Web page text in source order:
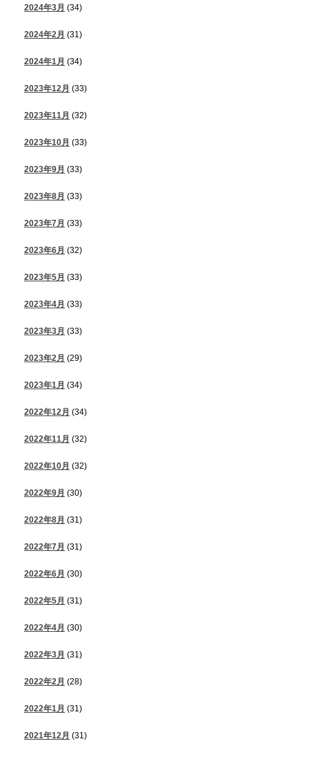
2024年3月 (34)
2024年2月 (31)
2024年1月 (34)
2023年12月 (33)
2023年11月 (32)
2023年10月 (33)
2023年9月 (33)
2023年8月 (33)
2023年7月 (33)
2023年6月 (32)
2023年5月 (33)
2023年4月 (33)
2023年3月 (33)
2023年2月 (29)
2023年1月 (34)
2022年12月 (34)
2022年11月 (32)
2022年10月 (32)
2022年9月 (30)
2022年8月 (31)
2022年7月 (31)
2022年6月 (30)
2022年5月 (31)
2022年4月 (30)
2022年3月 (31)
2022年2月 (28)
2022年1月 (31)
2021年12月 (31)